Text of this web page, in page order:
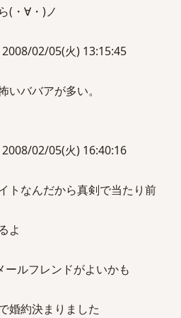
(・∀・)ノ
02/05(火) 13:15:45
いババアが多い。
02/05(火) 16:40:16
トなんだから真剣で当たり前
よ
ルフレンドがよいかも
婚約決まりました